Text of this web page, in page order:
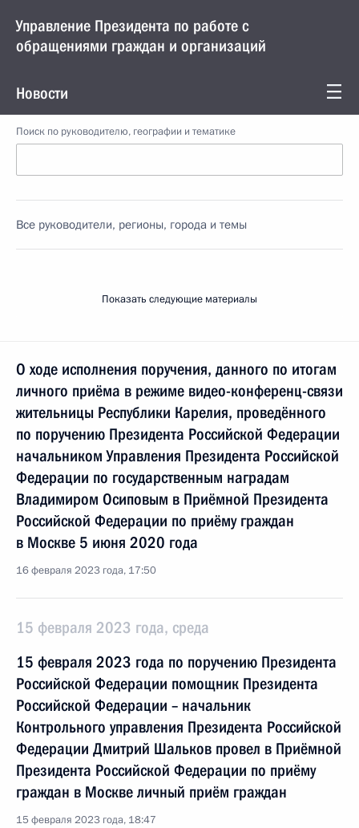
Управление Президента по работе с
обращениями граждан и организаций
Новости
Поиск по руководителю, географии и тематике
Все руководители, регионы, города и темы
Показать следующие материалы
О ходе исполнения поручения, данного по итогам
личного приёма в режиме видео-конференц-связи
жительницы Республики Карелия, проведённого
по поручению Президента Российской Федерации
начальником Управления Президента Российской
Федерации по государственным наградам
Владимиром Осиповым в Приёмной Президента
Российской Федерации по приёму граждан
в Москве 5 июня 2020 года
16 февраля 2023 года, 17:50
15 февраля 2023 года, среда
15 февраля 2023 года по поручению Президента
Российской Федерации помощник Президента
Российской Федерации – начальник
Контрольного управления Президента Российской
Федерации Дмитрий Шальков провел в Приёмной
Президента Российской Федерации по приёму
граждан в Москве личный приём граждан
15 февраля 2023 года, 18:47